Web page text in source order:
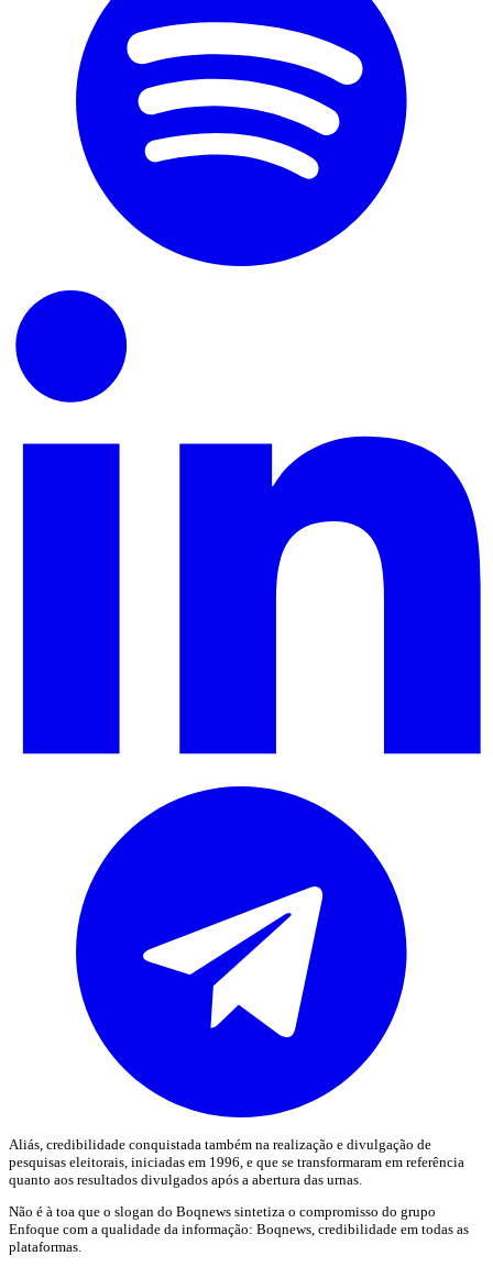
Aliás, credibilidade conquistada também na realização e divulgação de
pesquisas eleitorais, iniciadas em 1996, e que se transformaram em referência
quanto aos resultados divulgados após a abertura das urnas.
Não é à toa que o slogan do Boqnews sintetiza o compromisso do grupo
Enfoque com a qualidade da informação: Boqnews, credibilidade em todas as
plataformas.